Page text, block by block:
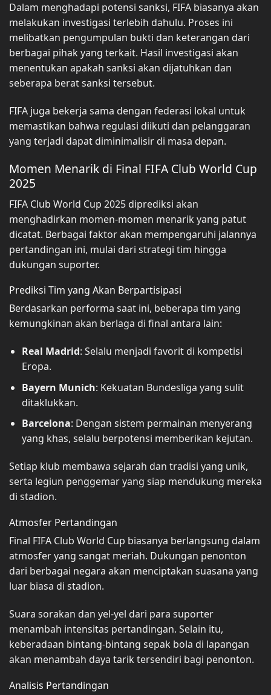
Dalam menghadapi potensi sanksi, FIFA biasanya akan
melakukan investigasi terlebih dahulu. Proses ini
melibatkan pengumpulan bukti dan keterangan dari
berbagai pihak yang terkait. Hasil investigasi akan
menentukan apakah sanksi akan dijatuhkan dan
seberapa berat sanksi tersebut.
FIFA juga bekerja sama dengan federasi lokal untuk
memastikan bahwa regulasi diikuti dan pelanggaran
yang terjadi dapat diminimalisir di masa depan.
Momen Menarik di Final FIFA Club World Cup
2025
FIFA Club World Cup 2025 diprediksi akan
menghadirkan momen-momen menarik yang patut
dicatat. Berbagai faktor akan mempengaruhi jalannya
pertandingan ini, mulai dari strategi tim hingga
dukungan suporter.
Prediksi Tim yang Akan Berpartisipasi
Berdasarkan performa saat ini, beberapa tim yang
kemungkinan akan berlaga di final antara lain:
Real Madrid: Selalu menjadi favorit di kompetisi
Eropa.
Bayern Munich: Kekuatan Bundesliga yang sulit
ditaklukkan.
Barcelona: Dengan sistem permainan menyerang
yang khas, selalu berpotensi memberikan kejutan.
Setiap klub membawa sejarah dan tradisi yang unik,
serta legiun penggemar yang siap mendukung mereka
di stadion.
Atmosfer Pertandingan
Final FIFA Club World Cup biasanya berlangsung dalam
atmosfer yang sangat meriah. Dukungan penonton
dari berbagai negara akan menciptakan suasana yang
luar biasa di stadion.
Suara sorakan dan yel-yel dari para suporter
menambah intensitas pertandingan. Selain itu,
keberadaan bintang-bintang sepak bola di lapangan
akan menambah daya tarik tersendiri bagi penonton.
Analisis Pertandingan